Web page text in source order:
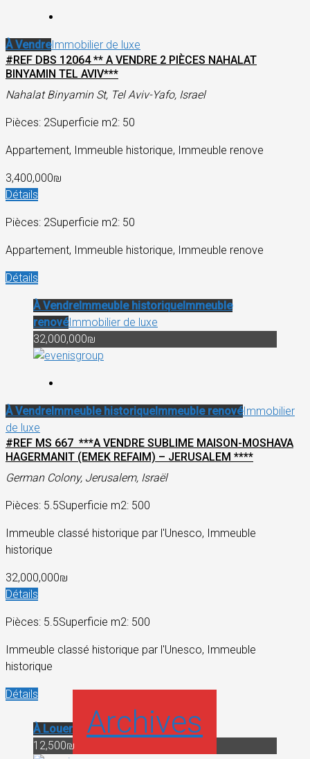
À VendreImmobilier de luxe
#REF DBS 12064 ** A VENDRE 2 PIÈCES NAHALAT
BINYAMIN TEL AVIV***
Nahalat Binyamin St, Tel Aviv-Yafo, Israel
Pièces: 2Superficie m2: 50
Appartement, Immeuble historique, Immeuble renove
3,400,000₪
Détails
Pièces: 2Superficie m2: 50
Appartement, Immeuble historique, Immeuble renove
Détails
À Vendre Immeuble historique Immeuble
renovéImmobilier de luxe
32,000,000₪
À Vendre Immeuble historique Immeuble renovéImmobilier
de luxe
#REF MS 667 ***A VENDRE SUBLIME MAISON-MOSHAVA
HAGERMANIT (EMEK REFAIM) – JERUSALEM ****
German Colony, Jerusalem, Israël
Pièces: 5.5Superficie m2: 500
Immeuble classé historique par l'Unesco, Immeuble
historique
32,000,000₪
Détails
Pièces: 5.5Superficie m2: 500
Immeuble classé historique par l'Unesco, Immeuble
historique
Détails
À Louer Archives
12,500₪